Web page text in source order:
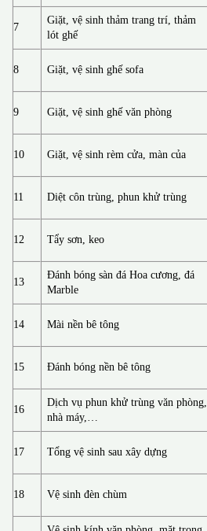
7
Giặt, vệ sinh thảm trang trí, thảm
lót ghế
8 Giặt, vệ sinh ghế sofa
9 Giặt, vệ sinh ghế văn phòng
10 Giặt, vệ sinh rèm cửa, màn của
11 Diệt côn trùng, phun khử trùng
12 Tẩy sơn, keo
13
Đánh bóng sàn đá Hoa cương, đá
Marble
14 Mài nền bê tông
15 Đánh bóng nền bê tông
16
Dịch vụ phun khử trùng văn phòng,
nhà máy,…
17 Tổng vệ sinh sau xây dựng
18 Vệ sinh đèn chùm